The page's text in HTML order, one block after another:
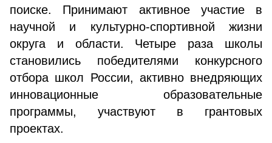
поиске. Принимают активное участие в
научной и культурно-спортивной жизни
округа и области. Четыре раза школы
становились победителями конкурсного
отбора школ России, активно внедряющих
инновационные образовательные
программы, участвуют в грантовых
проектах.